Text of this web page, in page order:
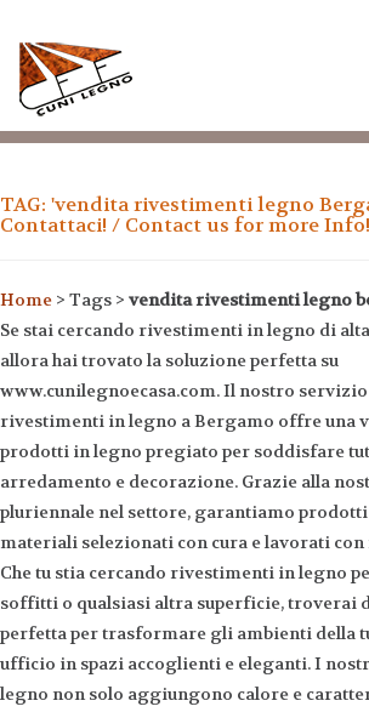
TAG: 'vendita rivestimenti legno
Contattaci! / Contact us for more Info!
Home > Tags > vendita rivestimenti legno
Se stai cercando rivestimenti in legno di
allora hai trovato la soluzione perfetta su
www.cunilegnoecasa.com. Il nostro
rivestimenti in legno a Bergamo offre una
prodotti in legno pregiato per soddisfare
arredamento e decorazione. Grazie alla
pluriennale nel settore, garantiamo
materiali selezionati con cura e lavorati
Che tu stia cercando rivestimenti in legno
soffitti o qualsiasi altra superficie, troverai
perfetta per trasformare gli ambienti della
ufficio in spazi accoglienti e eleganti. I
legno non solo aggiungono calore e